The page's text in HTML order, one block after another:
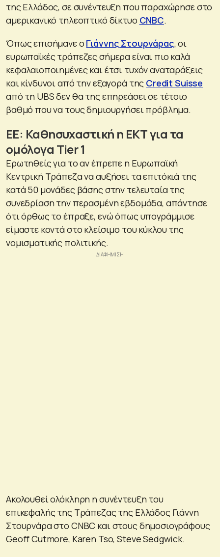
της Ελλάδος, σε συνέντευξη που παραχώρησε στο
αμερικανικό τηλεοπτικό δίκτυο CNBC.
Όπως επισήμανε ο Γιάννης Στουρνάρας, οι
ευρωπαϊκές τράπεζες σήμερα είναι πιο καλά
κεφαλαιοποιημένες και έτσι τυχόν αναταράξεις
και κίνδυνοι από την εξαγορά της Credit Suisse
από τη UBS δεν θα της επηρεάσει σε τέτοιο
βαθμό που να τους δημιουργήσει πρόβλημα.
ΕΕ: Καθησυχαστική η ΕΚΤ για τα
ομόλογα Tier 1
Ερωτηθείς για το αν έπρεπε η Ευρωπαϊκή
Κεντρική Τράπεζα να αυξήσει τα επιτόκιά της
κατά 50 μονάδες βάσης στην τελευταία της
συνεδρίαση την περασμένη εβδομάδα, απάντησε
ότι όρθως το έπραξε, ενώ όπως υπογράμμισε
είμαστε κοντά στο κλείσιμο του κύκλου της
νομισματικής πολιτικής.
Ακολουθεί ολόκληρη η συνέντευξη του
επικεφαλής της Τράπεζας της Ελλάδος Γιάννη
Στουρνάρα στο CNBC και στους δημοσιογράφους
Geoff Cutmore, Karen Tso, Steve Sedgwick.